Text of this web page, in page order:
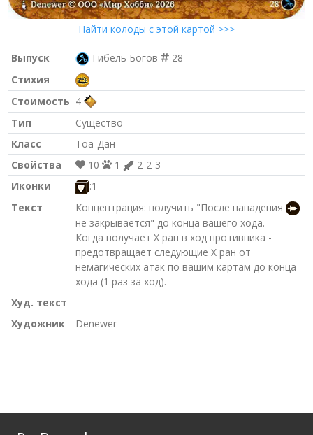
Найти колоды с этой картой >>>
Выпуск Гибель Богов
28
Стихия
Стоимость 4
Тип
Существо
Класс
Тоа-Дан
Свойства
10 1
2-2-3
Иконки
:1
Текст
Концентрация: получить "После нападения
не закрывается" до конца вашего хода.
Когда получает X ран в ход противника -
предотвращает следующие X ран от
немагических атак по вашим картам до конца
хода (1 раз за ход).
Худ. текст
Художник
Denewer